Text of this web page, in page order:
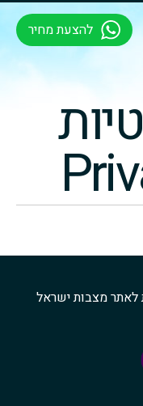
להצעת מחיר